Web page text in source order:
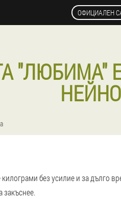
ОФИЦИАЛЕН
"ЛЮБИМА"
без усилие и за дълго